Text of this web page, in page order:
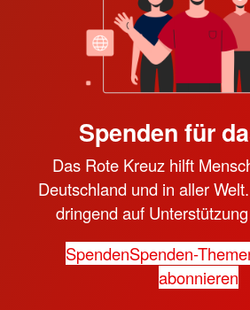
Spenden für
Das Rote Kreuz hilft
Deutschland und in aller
dringend auf
SpendenSpenden-
abonnieren